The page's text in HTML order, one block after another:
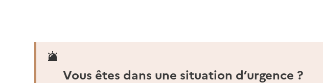
Vous êtes dans une situation d’urgence ?